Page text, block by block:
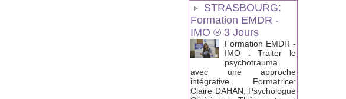
STRASBOURG:
Formation EMDR -
IMO ® 3 Jours
Formation EMDR -
IMO : Traiter le
psychotrauma
avec une approche
intégrative. Formatrice:
Claire DAHAN, Psychologue